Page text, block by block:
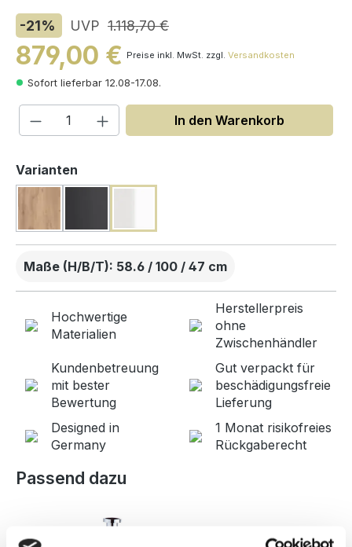
-21% UVP 1.118,70 €
879,00 € Preise inkl. MwSt. zzgl. Versandkosten
Sofort lieferbar 12.08-17.08.
Produkt Anzahl: Gib den
In den Warenkorb
Varianten
Maße (H/B/T): 58.6 / 100 / 47 cm
Hochwertige
Materialien
Herstellerpreis
ohne
Zwischenhändler
Kundenbetreuung
mit bester
Bewertung
Gut verpackt für
beschädigungsfreie
Lieferung
Designed in
Germany
1 Monat risikofreies
Rückgaberecht
Produktgalerie überspringen
Passend dazu